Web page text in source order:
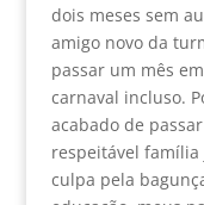
dois meses sem
amigo novo da
passar um mês
carnaval incluso.
acabado de
respeitável
culpa pela